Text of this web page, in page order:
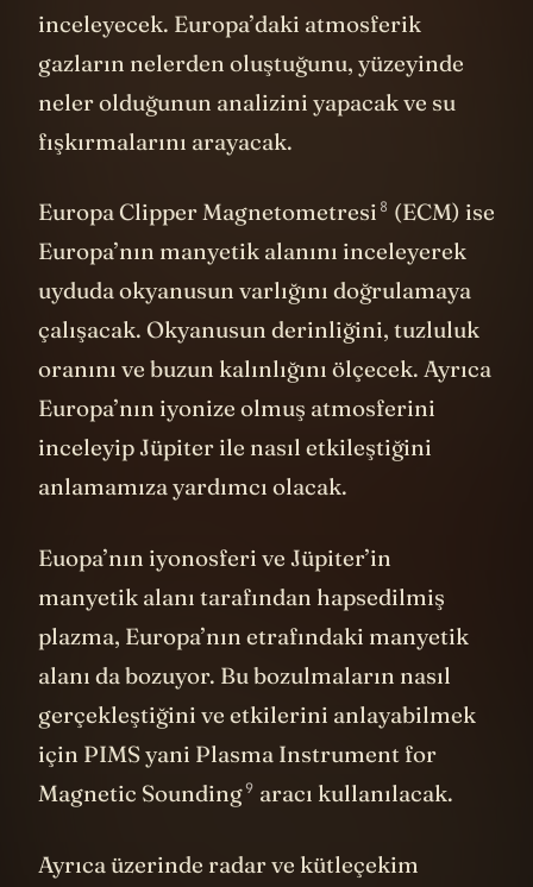
inceleyecek. Europa’daki atmosferik
gazların nelerden oluştuğunu, yüzeyinde
neler olduğunun analizini yapacak ve su
fışkırmalarını arayacak.
Europa Clipper Magnetometresi 8 (ECM) ise
Europa’nın manyetik alanını inceleyerek
uyduda okyanusun varlığını doğrulamaya
çalışacak. Okyanusun derinliğini, tuzluluk
oranını ve buzun kalınlığını ölçecek. Ayrıca
Europa’nın iyonize olmuş atmosferini
inceleyip Jüpiter ile nasıl etkileştiğini
anlamamıza yardımcı olacak.
Euopa’nın iyonosferi ve Jüpiter’in
manyetik alanı tarafından hapsedilmiş
plazma, Europa’nın etrafındaki manyetik
alanı da bozuyor. Bu bozulmaların nasıl
gerçekleştiğini ve etkilerini anlayabilmek
için PIMS yani Plasma Instrument for
Magnetic Sounding9 aracı kullanılacak.
Ayrıca üzerinde radar ve kütleçekim